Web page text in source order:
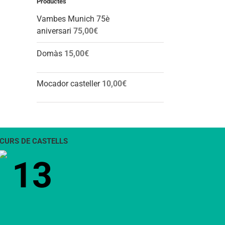
Vambes Munich 75è
aniversari 75,00€
Domàs 15,00€
Mocador casteller 10,00€
DE CASTELLS
13